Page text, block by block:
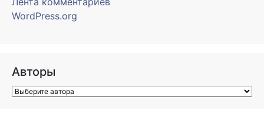
WordPress.org
Авторы